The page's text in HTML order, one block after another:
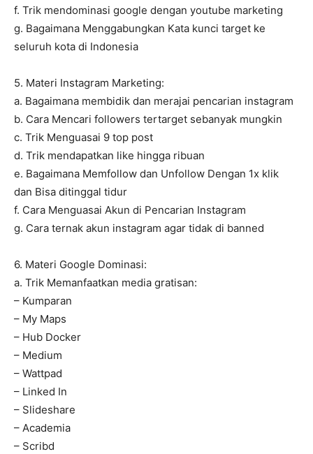
f. Trik mendominasi google dengan youtube marketing
g. Bagaimana Menggabungkan Kata kunci target ke
seluruh kota di Indonesia
5. Materi Instagram Marketing:
a. Bagaimana membidik dan merajai pencarian instagram
b. Cara Mencari followers tertarget sebanyak mungkin
c. Trik Menguasai 9 top post
d. Trik mendapatkan like hingga ribuan
e. Bagaimana Memfollow dan Unfollow Dengan 1x klik
dan Bisa ditinggal tidur
f. Cara Menguasai Akun di Pencarian Instagram
g. Cara ternak akun instagram agar tidak di banned
6. Materi Google Dominasi:
a. Trik Memanfaatkan media gratisan:
– Kumparan
– My Maps
– Hub Docker
– Medium
– Wattpad
– Linked In
– Slideshare
– Academia
– Scribd